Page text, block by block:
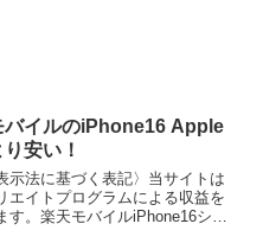
バイルのiPhone16 Apple
安い！
示法に基づく表記〉当サイトは
エイトプログラムによる収益を
す。楽天モバイルiPhone16シリ